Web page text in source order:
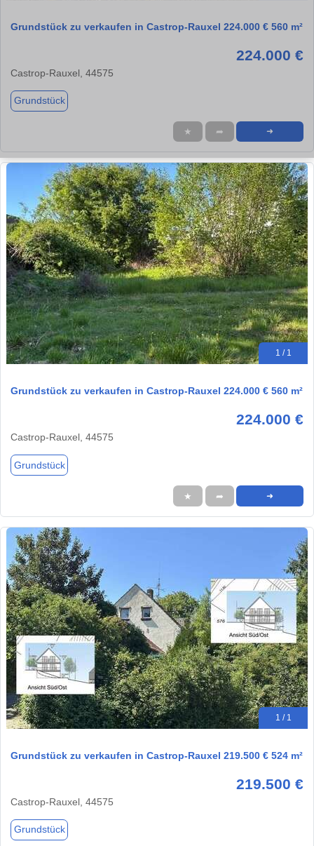
Grundstück zu verkaufen in Castrop-Rauxel 224.000 € 560 m²
224.000 €
Castrop-Rauxel, 44575
Grundstück
★ ➦ ➜
1 / 1
Grundstück zu verkaufen in Castrop-Rauxel 224.000 € 560 m²
224.000 €
Castrop-Rauxel, 44575
Grundstück
★ ➦ ➜
1 / 1
Grundstück zu verkaufen in Castrop-Rauxel 219.500 € 524 m²
219.500 €
Castrop-Rauxel, 44575
Grundstück